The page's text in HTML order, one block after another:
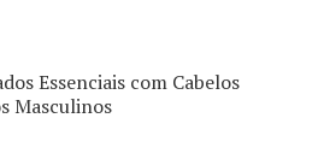
Essenciais com Cabelos
Masculinos